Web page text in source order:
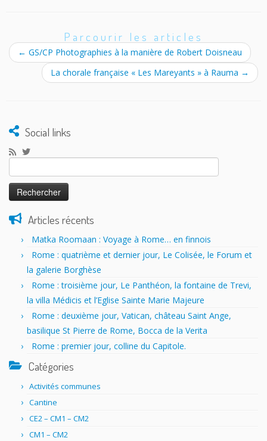
Parcourir les articles
← GS/CP Photographies à la manière de Robert Doisneau
La chorale française « Les Mareyants » à Rauma →
Social links
Rechercher :
Articles récents
Matka Roomaan : Voyage à Rome… en finnois
Rome : quatrième et dernier jour, Le Colisée, le Forum et
la galerie Borghèse
Rome : troisième jour, Le Panthéon, la fontaine de Trevi,
la villa Médicis et l’Eglise Sainte Marie Majeure
Rome : deuxième jour, Vatican, château Saint Ange,
basilique St Pierre de Rome, Bocca de la Verita
Rome : premier jour, colline du Capitole.
Catégories
Activités communes
Cantine
CE2 – CM1 – CM2
CM1 – CM2